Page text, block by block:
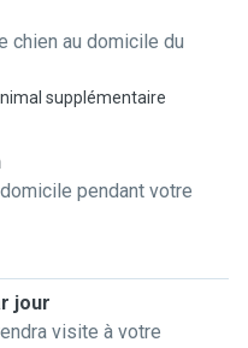
chien au domicile du
supplémentaire
pendant votre
jour
visite à votre